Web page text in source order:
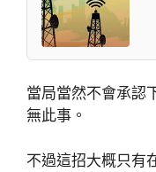
當局當然不會承認
無此事。
不過這招大概只有